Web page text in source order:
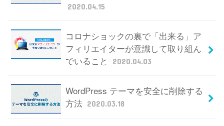
2020.04.15
コロナショックの裏で「出来る」ア
フィリエイターが意識して取り組ん
でいること
2020.04.03
WordPress テーマを安全に削除する
方法 2020.03.18